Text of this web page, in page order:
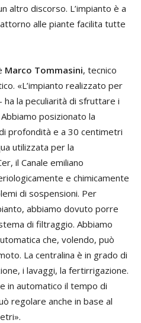
altro discorso. L’impianto è a
alle piante facilita tutte
Marco Tommasini, tecnico
«L’impianto realizzato per
ha la peculiarità di sfruttare i
posizionato la
profondità e a 30 centimetri
utilizzata per la
il Canale emiliano
e chimicamente
di sospensioni. Per
abbiamo dovuto porre
di filtraggio. Abbiamo
che, volendo, può
La centralina è in grado di
i lavaggi, la fertirrigazione.
in automatico il tempo di
regolare anche in base al